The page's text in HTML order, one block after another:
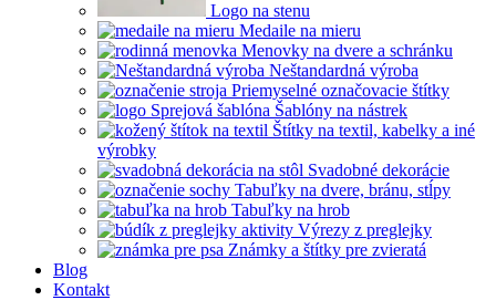
Logo na stenu
Medaile na mieru
Menovky na dvere a schránku
Neštandardná výroba
Priemyselné označovacie štítky
Šablóny na nástrek
Štítky na textil, kabelky a iné
výrobky
Svadobné dekorácie
Tabuľky na dvere, bránu, stĺpy
Tabuľky na hrob
Výrezy z preglejky
Známky a štítky pre zvieratá
Blog
Kontakt